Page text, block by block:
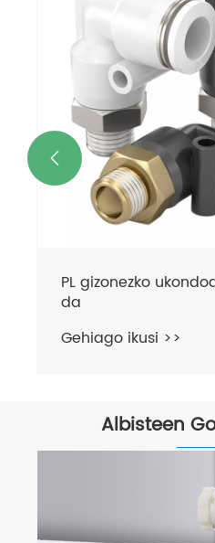
PL gizonezko
da
Gehiago ikusi >>

Albisteen